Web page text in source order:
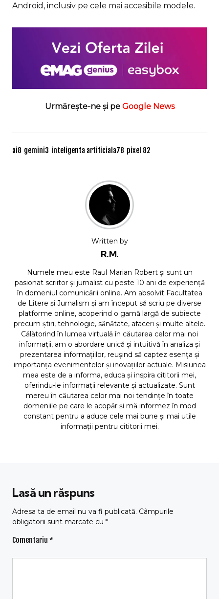
Android, inclusiv pe cele mai accesibile modele.
Urmărește-ne și pe Google News
ai8 gemini3 inteligenta artificiala78 pixel 82
Written by
R.M.
Numele meu este Raul Marian Robert și sunt un
pasionat scriitor și jurnalist cu peste 10 ani de experiență
în domeniul comunicării online. Am absolvit Facultatea
de Litere și Jurnalism și am început să scriu pe diverse
platforme online, acoperind o gamă largă de subiecte
precum știri, tehnologie, sănătate, afaceri și multe altele.
Călătorind în lumea virtuală în căutarea celor mai noi
informații, am o abordare unică și intuitivă în analiza și
prezentarea informațiilor, reușind să captez esența și
importanța evenimentelor și inovațiilor actuale. Misiunea
mea este de a informa, educa și inspira cititorii mei,
oferindu-le informații relevante și actualizate. Sunt
mereu în căutarea celor mai noi tendințe în toate
domeniile pe care le acopăr și mă informez în mod
constant pentru a aduce cele mai bune și mai utile
informații pentru cititorii mei.
Lasă un răspuns
Adresa ta de email nu va fi publicată. Câmpurile
obligatorii sunt marcate cu *
Comentariu *